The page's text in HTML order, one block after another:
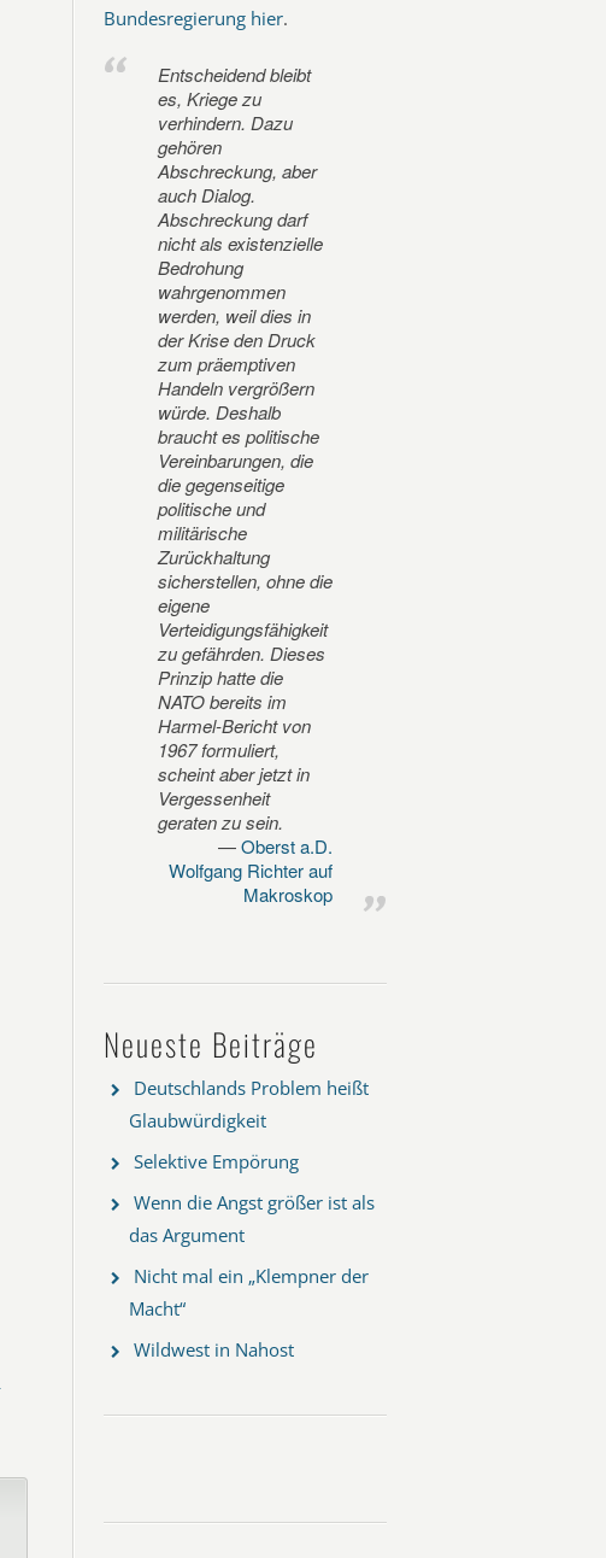
Bundesregierung hier.
Entscheidend bleibt
es, Kriege zu
verhindern. Dazu
gehören
Abschreckung, aber
auch Dialog.
Abschreckung darf
nicht als existenzielle
Bedrohung
wahrgenommen
werden, weil dies in
der Krise den Druck
zum präemptiven
Handeln vergrößern
würde. Deshalb
braucht es politische
Vereinbarungen, die
die gegenseitige
politische und
militärische
Zurückhaltung
sicherstellen, ohne die
eigene
Verteidigungsfähigkeit
zu gefährden. Dieses
Prinzip hatte die
NATO bereits im
Harmel-Bericht von
1967 formuliert,
scheint aber jetzt in
Vergessenheit
geraten zu sein.
Oberst a.D.
Wolfgang Richter auf
Makroskop
Neueste Beiträge
Deutschlands Problem heißt
Glaubwürdigkeit
Selektive Empörung
Wenn die Angst größer ist als
das Argument
Nicht mal ein „Klempner der
Macht“
Wildwest in Nahost